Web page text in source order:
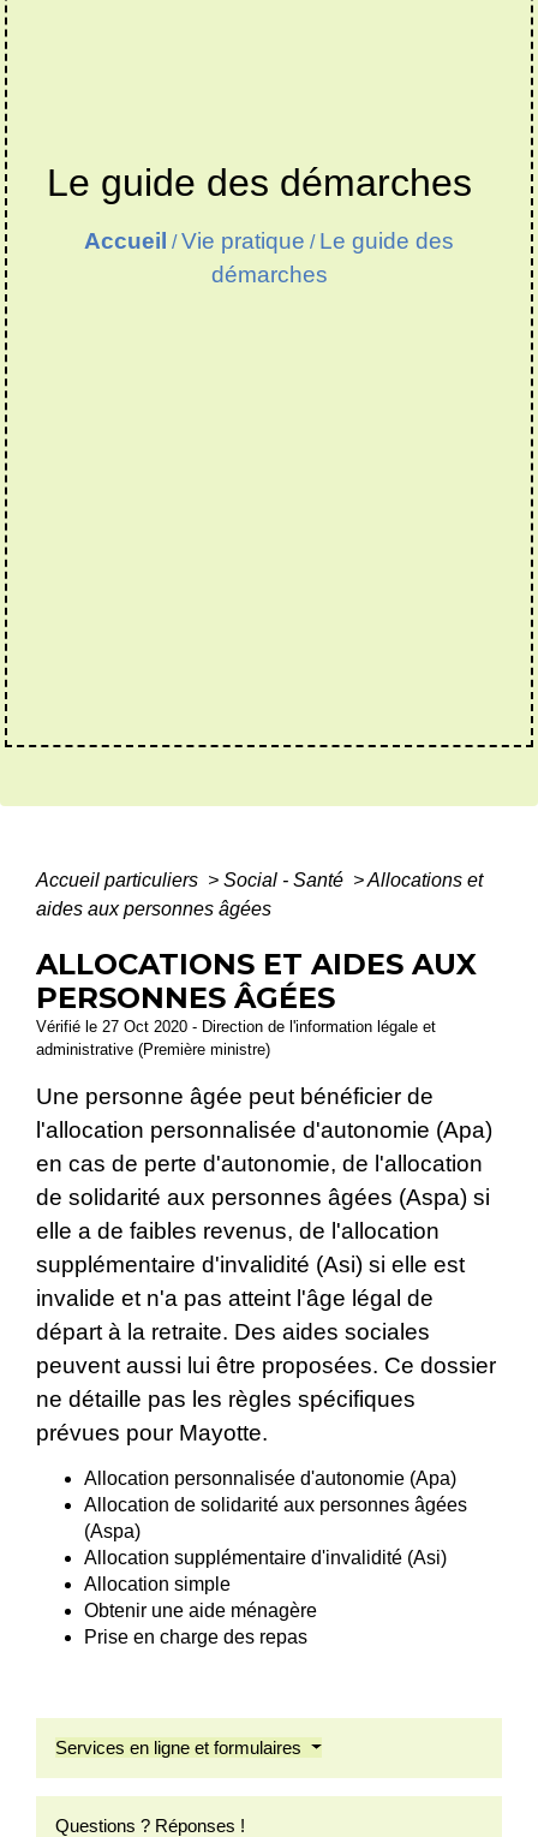
Le guide des démarches
Accueil /Vie pratique / Le guide des
démarches
Accueil particuliers > Social - Santé >Allocations et
aides aux personnes âgées
ALLOCATIONS ET AIDES AUX
PERSONNES ÂGÉES
Vérifié le 27 Oct 2020 - Direction de l'information légale et
administrative (Première ministre)
Une personne âgée peut bénéficier de
l'allocation personnalisée d'autonomie (Apa)
en cas de perte d'autonomie, de l'allocation
de solidarité aux personnes âgées (Aspa) si
elle a de faibles revenus, de l'allocation
supplémentaire d'invalidité (Asi) si elle est
invalide et n'a pas atteint l'âge légal de
départ à la retraite. Des aides sociales
peuvent aussi lui être proposées. Ce dossier
ne détaille pas les règles spécifiques
prévues pour Mayotte.
Allocation personnalisée d'autonomie (Apa)
Allocation de solidarité aux personnes âgées
(Aspa)
Allocation supplémentaire d'invalidité (Asi)
Allocation simple
Obtenir une aide ménagère
Prise en charge des repas
Services en ligne et formulaires
Questions ? Réponses !